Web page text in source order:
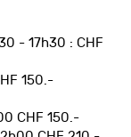
- 17h30 : CHF
150.-
CHF 150.-